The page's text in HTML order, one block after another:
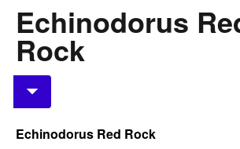
Echinodorus
Rock
Echinodorus Red Rock